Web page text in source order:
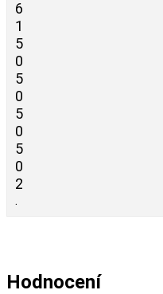
6
1
5
0
5
0
5
0
5
0
2
.
Hodnocení